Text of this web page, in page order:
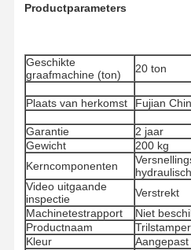
Onderstelonderdelen
spoorroller
Dragerrol
Front Idler
Kettingwiel
Productparameters
Geschikte
graafmachine (ton)
20 ton
Plaats van herkomst Fujian
Garantie
2 jaar
Gewicht
200 kg
Kerncomponenten
Video uitgaande
inspectie
Verstrekt
Machinetestrapport
Niet
Productnaam
Trilstamper
Kleur
Aangepast